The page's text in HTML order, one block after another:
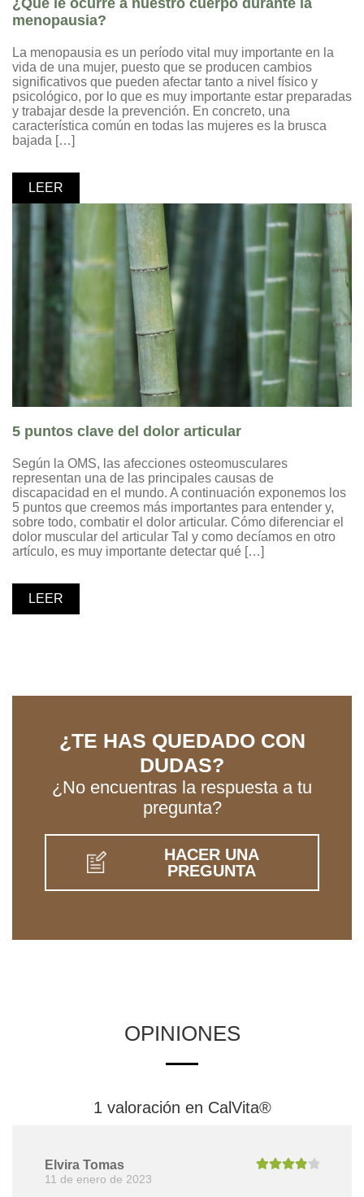
menopausia?
La menopausia es un período vital muy importante en la
vida de una mujer, puesto que se producen cambios
significativos que pueden afectar tanto a nivel físico y
psicológico, por lo que es muy importante estar preparadas
y trabajar desde la prevención. En concreto, una
característica común en todas las mujeres es la brusca
bajada […]
LEER
5 puntos clave del dolor articular
Según la OMS, las afecciones osteomusculares
representan una de las principales causas de
discapacidad en el mundo. A continuación exponemos los
5 puntos que creemos más importantes para entender y,
sobre todo, combatir el dolor articular. Cómo diferenciar el
dolor muscular del articular Tal y como decíamos en otro
artículo, es muy importante detectar qué […]
LEER
¿TE HAS QUEDADO CON
DUDAS?
¿No encuentras la respuesta a tu
pregunta?
HACER UNA
PREGUNTA
OPINIONES
1 valoración en CalVita®
Elvira Tomas
11 de enero de 2023